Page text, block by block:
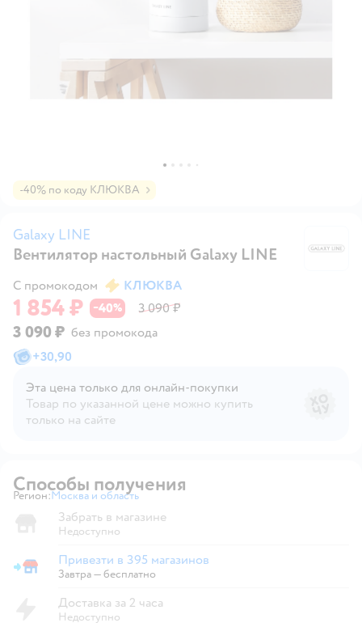
-40% по коду КЛЮКВА
Galaxy LINE
Вентилятор настольный Galaxy LINE
С промокодом
КЛЮКВА
1 854 ₽ −40% 3 090 ₽
3 090 ₽ без промокода
+30,90
Эта цена только для онлайн‑покупки
Товар по указанной цене можно купить
только на сайте
Способы получения
Регион: Выбор адреса доставки.
Москва и область
Забрать в магазине
Недоступно
Привезти в магазин
Привезти в 395 магазинов
Завтра—бесплатно
Доставка за 2 часа
Недоступно